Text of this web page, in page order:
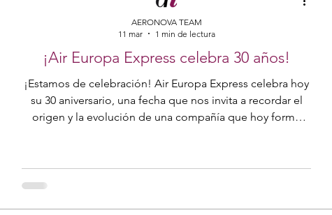
¡Air Europa Express celebra 30 años!
¡Estamos de celebración! Air Europa Express celebra hoy
su 30 aniversario, una fecha que nos invita a recordar el
origen y la evolución de una compañía que hoy forma
AERONOVA TEAM
11 mar
1 min de lectura